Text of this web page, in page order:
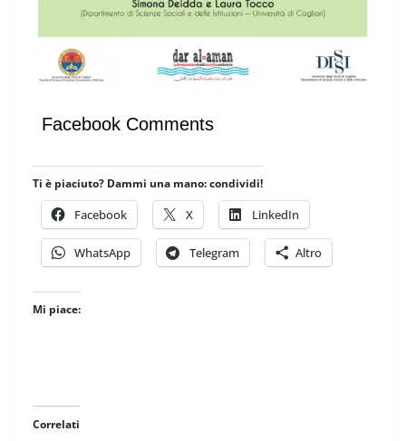
Facebook Comments
Ti è piaciuto? Dammi una mano: condividi!
Facebook X LinkedIn
WhatsApp Telegram Altro
Mi piace:
Correlati